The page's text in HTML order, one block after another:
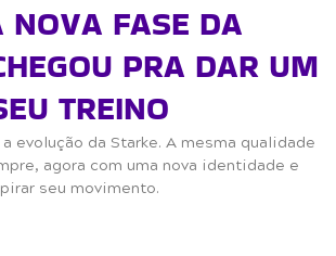
FASE DA
PRA DAR UM
TREINO
a evolução da Starke. A mesma qualidade
agora com uma nova identidade e
seu movimento.